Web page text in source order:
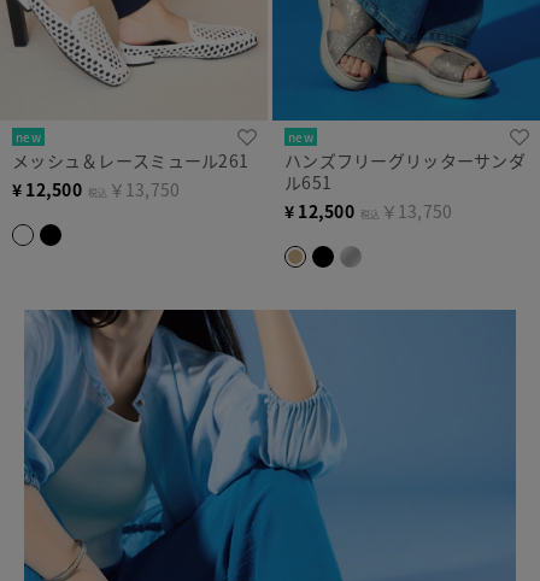
new
メッシュ＆レースミュール261
¥ 12,500 税込 ￥13,750
new
ハンズフリーグリッターサンダ
ル651
¥ 12,500 税込 ￥13,750